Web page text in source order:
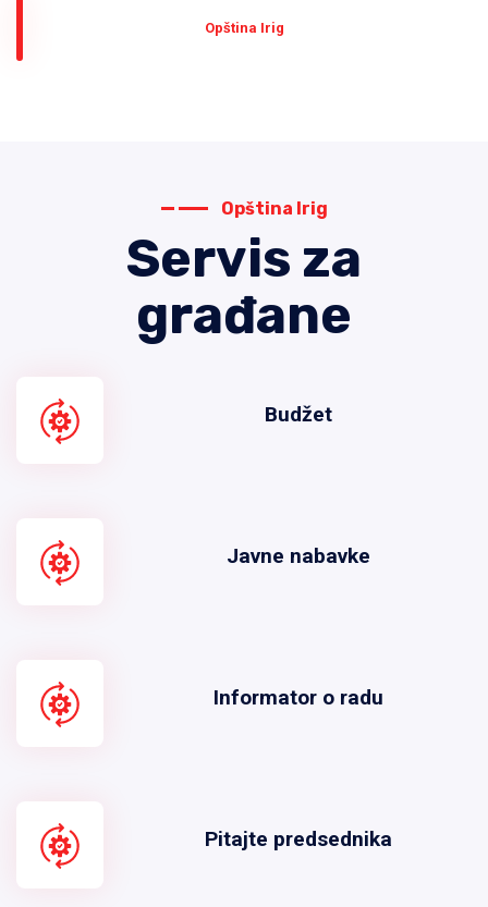
Оpština Irig
Opština Irig
Servis za
građane
Budžet
Javne nabavke
Informator o radu
Pitajte predsednika